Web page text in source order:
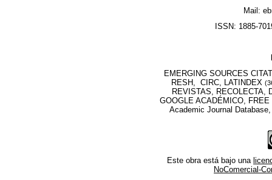
Mail:
ISSN: 1885-
EMERGING SOURCES
RESH, CIRC, LATINDEX
REVISTAS, RECOLECTA,
GOOGLE ACADÉMICO,
Academic Journal
Este obra está bajo una
NoComercial-